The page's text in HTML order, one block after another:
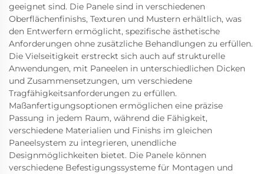
geeignet sind. Die Panele sind in verschiedenen
Oberflächenfinishs, Texturen und Mustern erhältlich, was
den Entwerfern ermöglicht, spezifische ästhetische
Anforderungen ohne zusätzliche Behandlungen zu erfüllen.
Die Vielseitigkeit erstreckt sich auch auf strukturelle
Anwendungen, mit Paneelen in unterschiedlichen Dicken
und Zusammensetzungen, um verschiedene
Tragfähigkeitsanforderungen zu erfüllen.
Maßanfertigungsoptionen ermöglichen eine präzise
Passung in jedem Raum, während die Fähigkeit,
verschiedene Materialien und Finishs im gleichen
Paneelsystem zu integrieren, unendliche
Designmöglichkeiten bietet. Die Panele können
verschiedene Befestigungssysteme für Montagen und